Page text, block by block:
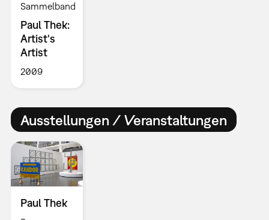
Sammelband
Paul Thek:
Artist's
Artist
2009
Ausstellungen / Veranstaltungen
Paul Thek